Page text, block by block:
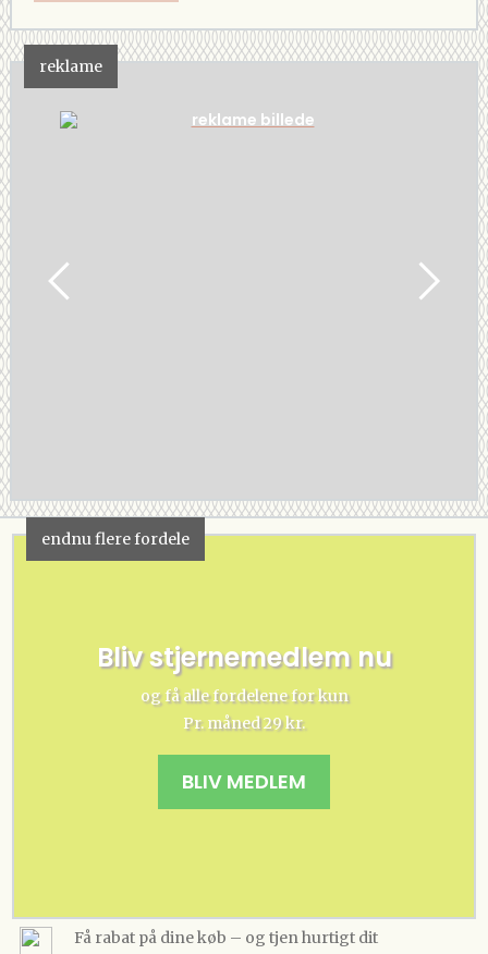
reklame
endnu flere fordele
Bliv stjernemedlem nu
og få alle fordelene for kun
Pr. måned 29 kr.
BLIV MEDLEM
Få rabat på dine køb – og tjen hurtigt dit